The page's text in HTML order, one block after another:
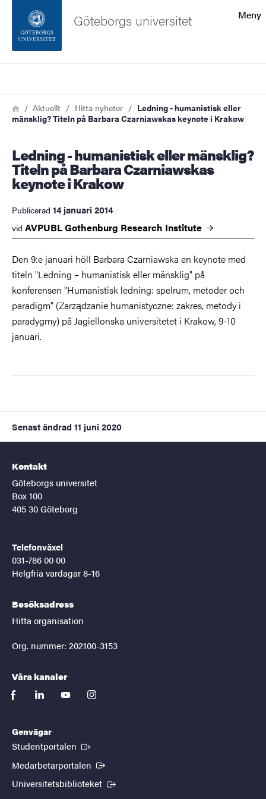
Sidfoten
Om webbplatsen
Meny
Göteborgs universitet
Länkstig
HemAktuellt Hitta nyheter
Ledning - humanistisk eller
mänsklig? Titeln på Barbara Czarniawskas keynote i Krakow
Ledning - humanistisk eller mänsklig?
Titeln på Barbara Czarniawskas
keynote i Krakow
Publicerad 14 januari 2014
vid AVPUBL Gothenburg Research Institute
Den 9:e januari höll Barbara Czarniawska en keynote med
titeln "Ledning – humanistisk eller mänsklig" på
konferensen "Humanistisk ledning: spelrum, metoder och
paradigm" (Zarządzanie humanistyczne: zakres, metody i
paradygmy) på Jagiellonska universitetet i Krakow, 9-10
januari.
Senast ändrad 11 juni 2020
Kontakt
Göteborgs universitet
Box 100
405 30 Göteborg
Telefonväxel
031-786 00 00
Helgfria vardagar 8-16
Besöksadress
Hitta organisation
Org. nummer: 202100-3153
Våra kanaler
facebooklinkedinyoutubeinstagram
Genvägar
Studentportalen (Extern länk)
Medarbetarportalen (Extern länk)
Universitetsbiblioteket (Extern länk)